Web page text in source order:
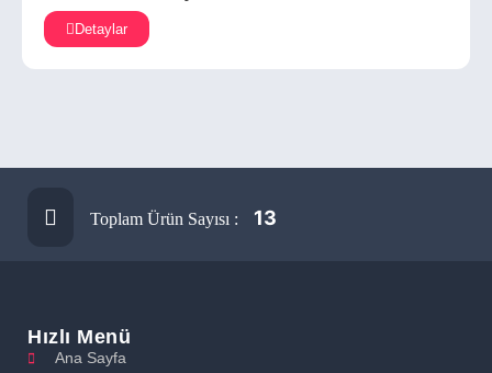
Detaylar
Toplam Ürün Sayısı : 13
Hızlı Menü
Ana Sayfa